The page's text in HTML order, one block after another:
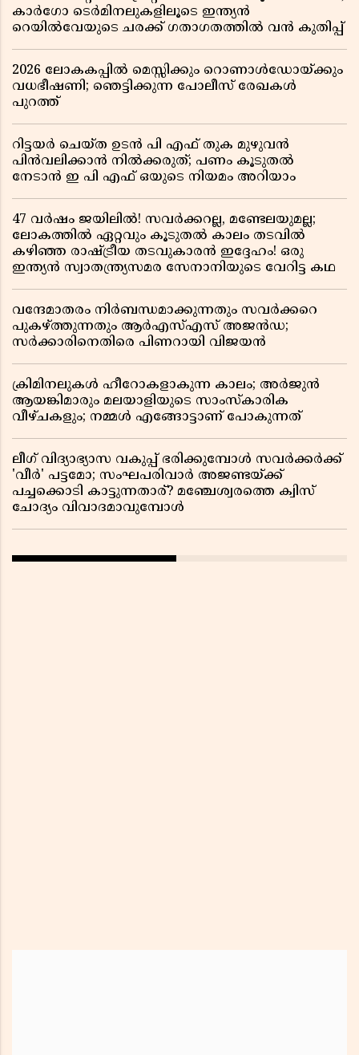
കാർഗോ ടെർമിനലുകളിലൂടെ ഇന്ത്യൻ
റെയിൽവേയുടെ ചരക്ക് ഗതാഗതത്തിൽ വൻ കുതിപ്പ്
2026 ലോകകപ്പിൽ മെസ്സിക്കും റൊണാൾഡോയ്ക്കും
വധഭീഷണി; ഞെട്ടിക്കുന്ന പോലീസ് രേഖകൾ
പുറത്ത്
റിട്ടയർ ചെയ്ത ഉടൻ പി എഫ് തുക മുഴുവൻ
പിൻവലിക്കാൻ നിൽക്കരുത്; പണം കൂടുതൽ
നേടാൻ ഇ പി എഫ് ഒയുടെ നിയമം അറിയാം
47 വർഷം ജയിലിൽ! സവർക്കറല്ല, മണ്ടേലയുമല്ല;
ലോകത്തിൽ ഏറ്റവും കൂടുതൽ കാലം തടവിൽ
കഴിഞ്ഞ രാഷ്ട്രീയ തടവുകാരൻ ഇദ്ദേഹം! ഒരു
ഇന്ത്യൻ സ്വാതന്ത്ര്യസമര സേനാനിയുടെ വേറിട്ട കഥ
വന്ദേമാതരം നിർബന്ധമാക്കുന്നതും സവർക്കറെ
പുകഴ്ത്തുന്നതും ആർഎസ്എസ് അജൻഡ;
സർക്കാരിനെതിരെ പിണറായി വിജയൻ
ക്രിമിനലുകൾ ഹീറോകളാകുന്ന കാലം; അർജുൻ
ആയങ്കിമാരും മലയാളിയുടെ സാംസ്കാരിക
വീഴ്ചകളും; നമ്മൾ എങ്ങോട്ടാണ് പോകുന്നത്
ലീഗ് വിദ്യാഭ്യാസ വകുപ്പ് ഭരിക്കുമ്പോൾ സവർക്കർക്ക്
'വീർ' പട്ടമോ; സംഘപരിവാർ അജണ്ടയ്ക്ക്
പച്ചക്കൊടി കാട്ടുന്നതാര്? മഞ്ചേശ്വരത്തെ ക്വിസ്
ചോദ്യം വിവാദമാവുമ്പോൾ